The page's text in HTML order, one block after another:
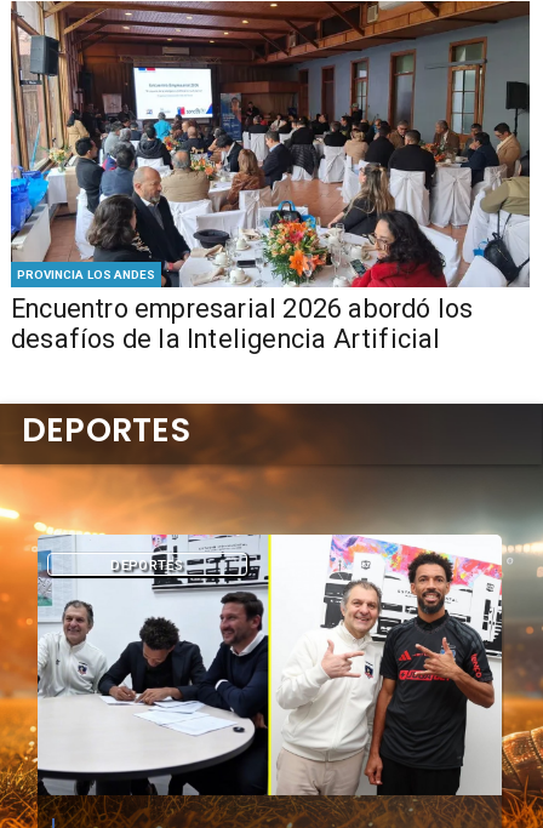
PROVINCIA LOS ANDES
Encuentro empresarial 2026 abordó los
desafíos de la Inteligencia Artificial
DEPORTES
DEPORTES